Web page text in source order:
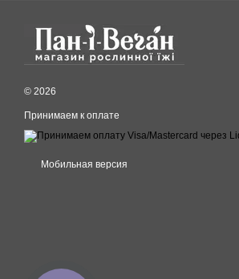
© 2026
Принимаем к оплате
Мобильная версия